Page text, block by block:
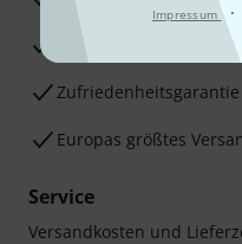
Impressum ·
Beratung durch
Zufriedenheitsgarantie
Europas größtes
Service
Versandkosten und